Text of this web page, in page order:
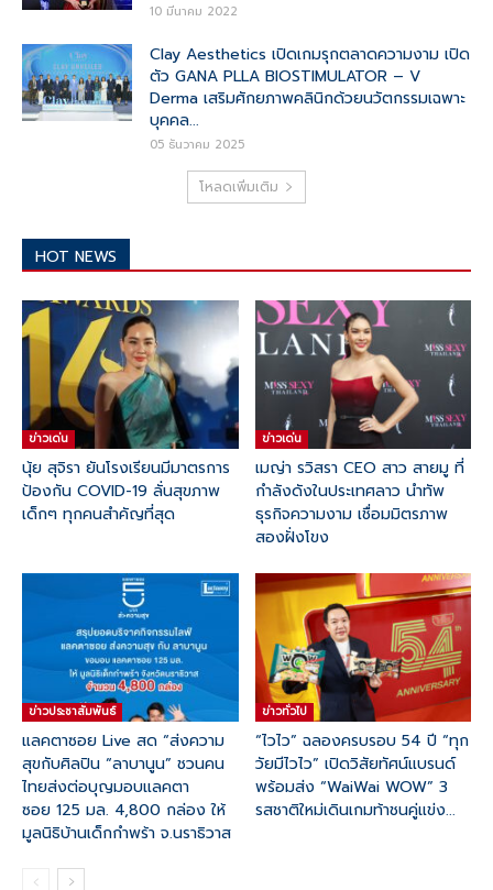
10 มีนาคม 2022
Clay Aesthetics เปิดเกมรุกตลาดความงาม เปิด
ตัว GANA PLLA BIOSTIMULATOR – V
Derma เสริมศักยภาพคลินิกด้วยนวัตกรรมเฉพาะ
บุคคล...
05 ธันวาคม 2025
โหลดเพิ่มเติม
HOT NEWS
ข่าวเด่น
นุ้ย สุจิรา ยันโรงเรียนมีมาตรการ
ป้องกัน COVID-19 ลั่นสุขภาพ
เด็กๆ ทุกคนสำคัญที่สุด
ข่าวเด่น
เมญ่า รวิสรา CEO สาว สายมู ที่
กำลังดังในประเทศลาว นำทัพ
ธุรกิจความงาม เชื่อมมิตรภาพ
สองฝั่งโขง
ข่าวประชาสัมพันธ์
แลคตาซอย Live สด “ส่งความ
สุขกับศิลปิน “ลาบานูน” ชวนคน
ไทยส่งต่อบุญมอบแลคตา
ซอย 125 มล. 4,800 กล่อง ให้
มูลนิธิบ้านเด็กกำพร้า จ.นราธิวาส
ข่าวทั่วไป
“ไวไว” ฉลองครบรอบ 54 ปี “ทุก
วัยมีไวไว” เปิดวิสัยทัศน์แบรนด์
พร้อมส่ง “WaiWai WOW” 3
รสชาติใหม่เดินเกมท้าชนคู่แข่ง...